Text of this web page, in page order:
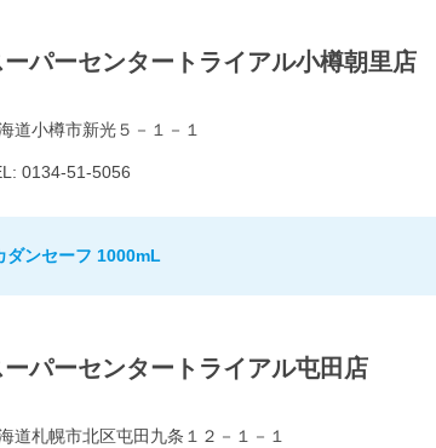
ーパーセンタートライアル小樽朝里店
道小樽市新光５－１－１
0134-51-5056
ダンセーフ 1000mL
ーパーセンタートライアル屯田店
道札幌市北区屯田九条１２－１－１